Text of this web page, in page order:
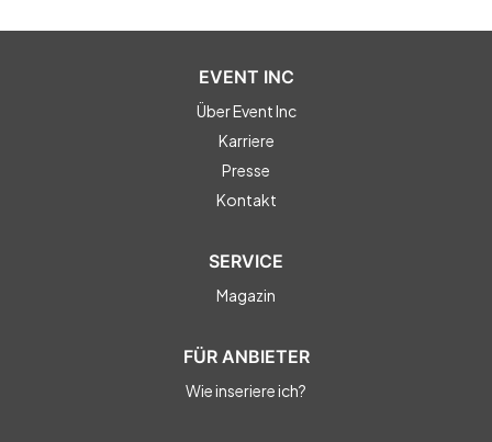
EVENT INC
Über Event Inc
Karriere
Presse
Kontakt
SERVICE
Magazin
FÜR ANBIETER
Wie inseriere ich?